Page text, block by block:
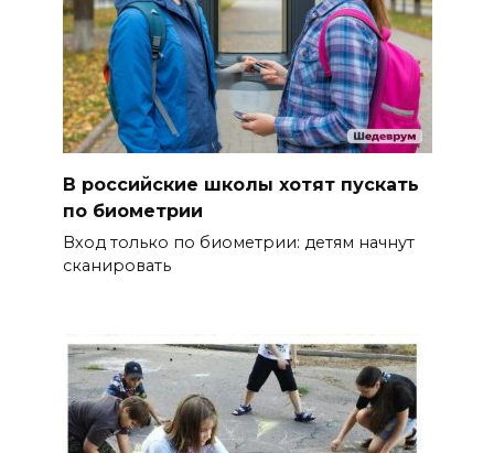
В российские школы хотят пускать
по биометрии
Вход только по биометрии: детям начнут
сканировать